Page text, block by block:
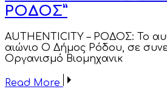
ΡΟΔΟΣ”
AUTHENTICITY – ΡΟΔΟΣ: Το
αιώνιο Ο Δήμος Ρόδου, σε
Οργανισμό Βιομηχανικ
Read More